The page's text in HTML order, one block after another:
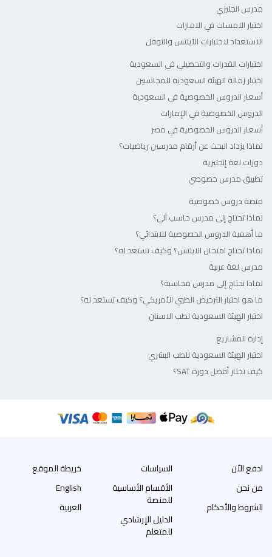
مدرس انجليزي
اختبار الامسات في الامارات
الاستعداد لاختبارات الأيلتس والتوفل
اختبارات القدرات والتحصيلي في السعودية
اختبار زمالة الهيئة السعودية للمحاسبين
أسعار الدروس الخصوصية في السعودية
الدروس الخصوصية في الإمارات
أسعار الدروس الخصوصية في مصر
لماذا يزداد البحث عن أرقام مدرسين رياضيات؟
دورات لغة إنجليزية
تطبيق مدرس خصوصي
منصة دروس خصوصية
لماذا تحتاج إلى مدرس حاسب آلي؟
ما أهمية الدروس الخصوصية للابتدائي؟
لماذا تحتاج امتحان الايلتس؟ وكيف تستعد له؟
مدرس لغة عربية
لماذا نحتاج إلى مدرس محاسبة؟
ما هو اختبار الترخيص الطبي الأمريكي؟ وكيف تستعد له؟
اختبار الهيئة السعودية لطب الاسنان
إدارة المشاريع
اختبار الهيئة السعودية للطب البشري
كيف تختار أفضل دورة SAT؟
ادفع الاّن
من نحن
الشروط والأحكام
السياسات
الأقسام الأساسية
للمنصة
الدليل الإرشادي
للمتعلم
خريطة الموقع
English
العربية